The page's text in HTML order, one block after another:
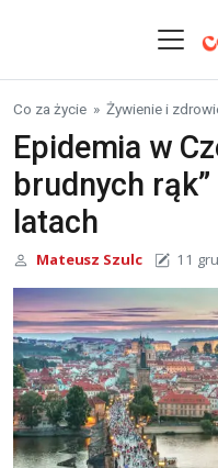
Co za życie » Żywienie i
Epidemia w
brudnych
latach
Mateusz Szulc 11